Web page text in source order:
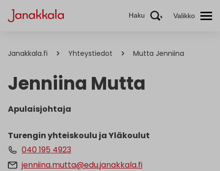
Haku Valikko
Janakkala.fi Yhteystiedot Mutta Jenniina
Jenniina Mutta
Apulaisjohtaja
Turengin yhteiskoulu ja Yläkoulut
040 195 4923
jenniina.mutta@edu.janakkala.fi